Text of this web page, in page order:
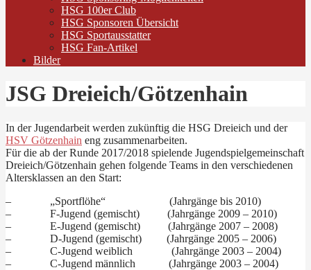
HSG 100er Club
HSG Sponsoren Übersicht
HSG Sportausstatter
HSG Fan-Artikel
Bilder
JSG Dreieich/Götzenhain
In der Jugendarbeit werden zukünftig die HSG Dreieich und der
HSV Götzenhain eng zusammenarbeiten.
Für die ab der Runde 2017/2018 spielende Jugendspielgemeinschaft
Dreieich/Götzenhain gehen folgende Teams in den verschiedenen
Altersklassen an den Start:
– „Sportflöhe“ (Jahrgänge bis 2010)
– F-Jugend (gemischt) (Jahrgänge 2009 – 2010)
– E-Jugend (gemischt) (Jahrgänge 2007 – 2008)
– D-Jugend (gemischt) (Jahrgänge 2005 – 2006)
– C-Jugend weiblich (Jahrgänge 2003 – 2004)
– C-Jugend männlich (Jahrgänge 2003 – 2004)